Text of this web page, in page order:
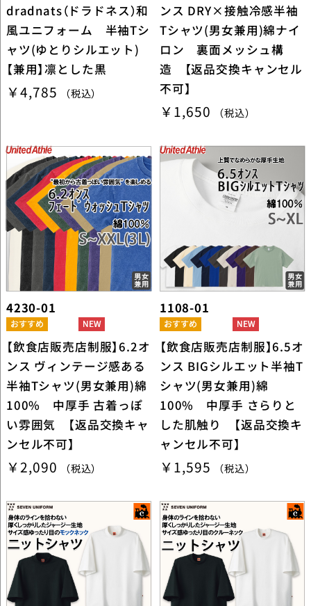
dradnats（ドラドネス）和
風ユニフォーム 半袖Tシ
ャツ(ゆとりシルエット)
【兼用】凛とした黒
￥4,785 （税込）
ンス DRY×接触冷感半袖
Tシャツ(男女兼用)綿ナイ
ロン 裏面メッシュ構
造 【返品交換キャンセル
不可】
￥1,650 （税込）
4230-01
【飲食店販売店制服】6.2オ
ンス ヴィンテージ感ある
半袖Tシャツ(男女兼用)綿
100% 中厚手 古着っぽ
い雰囲気 【返品交換キャ
ンセル不可】
￥2,090 （税込）
1108-01
【飲食店販売店制服】6.5オ
ンス BIGシルエット半袖T
シャツ(男女兼用)綿
100% 中厚手 さらりと
した肌触り 【返品交換キ
ャンセル不可】
￥1,595 （税込）